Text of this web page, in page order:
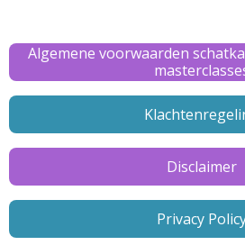
Algemene voorwaarden
Disclaimer
Privacy